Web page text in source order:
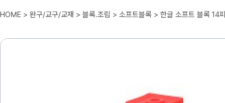
HOME > 완구/교구/교재 > 블록.조립 > 소프트블록 > 한글 소프트 블록 14